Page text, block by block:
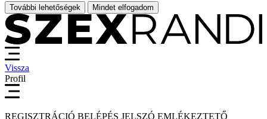
További lehetőségek Mindet elfogadom
Vissza
Profil
REGISZTRÁCIÓ BELÉPÉS JELSZÓ EMLÉKEZTETŐ